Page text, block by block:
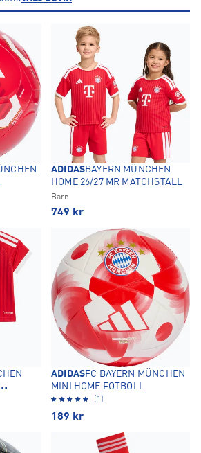
ADIDASBAYERN MÜNCHEN
HOME 26/27 MR MATCHSTÄLL
Barn
749 kr
ADIDASFC BAYERN MÜNCHEN
MINI HOME FOTBOLL
(1)
189 kr